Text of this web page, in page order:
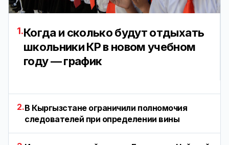
1.Когда и сколько будут отдыхать
школьники КР в новом учебном
году — график
2.В Кыргызстане ограничили полномочия
следователей при определении вины